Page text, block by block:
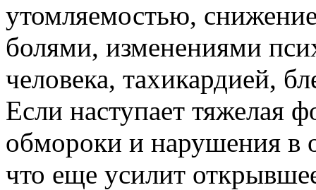
утомляемостью,
болями, изменениями
человека, тахикардией,
Если наступает тяжелая
обмороки и нарушения в
что еще усилит